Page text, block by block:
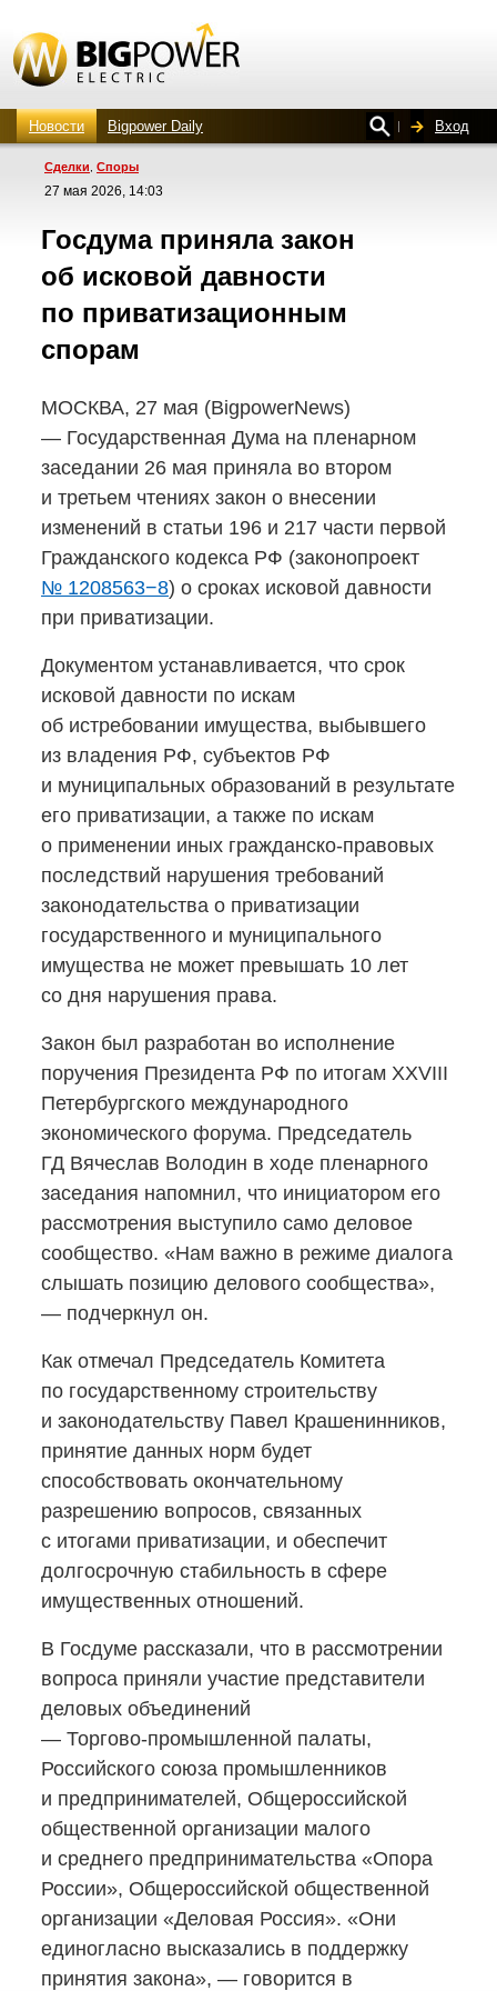
Новости Bigpower Daily Вход
Сделки Споры
27 мая 2026, 14:03
Госдума приняла закон
об исковой давности
по приватизационным
спорам
МОСКВА, 27 мая (BigpowerNews)
— Государственная Дума на пленарном
заседании 26 мая приняла во втором
и третьем чтениях закон о внесении
изменений в статьи 196 и 217 части первой
Гражданского кодекса РФ (законопроект
№ 1208563−8) о сроках исковой давности
при приватизации.
Документом устанавливается, что срок
исковой давности по искам
об истребовании имущества, выбывшего
из владения РФ, субъектов РФ
и муниципальных образований в результате
его приватизации, а также по искам
о применении иных гражданско-правовых
последствий нарушения требований
законодательства о приватизации
государственного и муниципального
имущества не может превышать 10 лет
со дня нарушения права.
Закон был разработан во исполнение
поручения Президента РФ по итогам XXVIII
Петербургского международного
экономического форума. Председатель
ГД Вячеслав Володин в ходе пленарного
заседания напомнил, что инициатором его
рассмотрения выступило само деловое
сообщество. «Нам важно в режиме диалога
слышать позицию делового сообщества»,
— подчеркнул он.
Как отмечал Председатель Комитета
по государственному строительству
и законодательству Павел Крашенинников,
принятие данных норм будет
способствовать окончательному
разрешению вопросов, связанных
с итогами приватизации, и обеспечит
долгосрочную стабильность в сфере
имущественных отношений.
В Госдуме рассказали, что в рассмотрении
вопроса приняли участие представители
деловых объединений
— Торгово-промышленной палаты,
Российского союза промышленников
и предпринимателей, Общероссийской
общественной организации малого
и среднего предпринимательства «Опора
России», Общероссийской общественной
организации «Деловая Россия». «Они
единогласно высказались в поддержку
принятия закона», — говорится в